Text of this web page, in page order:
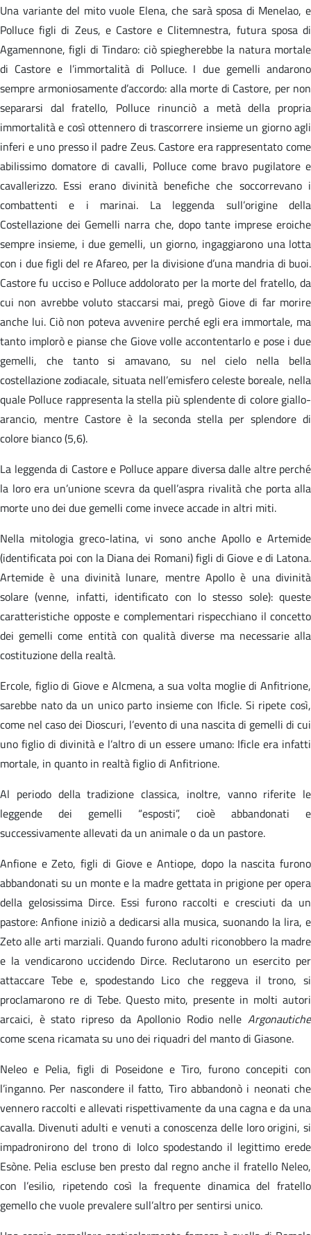
Una variante del mito vuole Elena, che sarà sposa di Menelao, e
Polluce figli di Zeus, e Castore e Clitemnestra, futura sposa di
Agamennone, figli di Tindaro: ciò spiegherebbe la natura mortale
di Castore e l’immortalità di Polluce. I due gemelli andarono
sempre armoniosamente d’accordo: alla morte di Castore, per non
separarsi dal fratello, Polluce rinunciò a metà della propria
immortalità e così ottennero di trascorrere insieme un giorno agli
inferi e uno presso il padre Zeus. Castore era rappresentato come
abilissimo domatore di cavalli, Polluce come bravo pugilatore e
cavallerizzo. Essi erano divinità benefiche che soccorrevano i
combattenti e i marinai. La leggenda sull’origine della
Costellazione dei Gemelli narra che, dopo tante imprese eroiche
sempre insieme, i due gemelli, un giorno, ingaggiarono una lotta
con i due figli del re Afareo, per la divisione d’una mandria di buoi.
Castore fu ucciso e Polluce addolorato per la morte del fratello, da
cui non avrebbe voluto staccarsi mai, pregò Giove di far morire
anche lui. Ciò non poteva avvenire perché egli era immortale, ma
tanto implorò e pianse che Giove volle accontentarlo e pose i due
gemelli, che tanto si amavano, su nel cielo nella bella
costellazione zodiacale, situata nell’emisfero celeste boreale, nella
quale Polluce rappresenta la stella più splendente di colore giallo-
arancio, mentre Castore è la seconda stella per splendore di
colore bianco (5,6).
La leggenda di Castore e Polluce appare diversa dalle altre perché
la loro era un’unione scevra da quell’aspra rivalità che porta alla
morte uno dei due gemelli come invece accade in altri miti.
Nella mitologia greco-latina, vi sono anche Apollo e Artemide
(identificata poi con la Diana dei Romani) figli di Giove e di Latona.
Artemide è una divinità lunare, mentre Apollo è una divinità
solare (venne, infatti, identificato con lo stesso sole): queste
caratteristiche opposte e complementari rispecchiano il concetto
dei gemelli come entità con qualità diverse ma necessarie alla
costituzione della realtà.
Ercole, figlio di Giove e Alcmena, a sua volta moglie di Anfitrione,
sarebbe nato da un unico parto insieme con Ificle. Si ripete così,
come nel caso dei Dioscuri, l’evento di una nascita di gemelli di cui
uno figlio di divinità e l’altro di un essere umano: Ificle era infatti
mortale, in quanto in realtà figlio di Anfitrione.
Al periodo della tradizione classica, inoltre, vanno riferite le
leggende dei gemelli “esposti”, cioè abbandonati e
successivamente allevati da un animale o da un pastore.
Anfione e Zeto, figli di Giove e Antiope, dopo la nascita furono
abbandonati su un monte e la madre gettata in prigione per opera
della gelosissima Dirce. Essi furono raccolti e cresciuti da un
pastore: Anfione iniziò a dedicarsi alla musica, suonando la lira, e
Zeto alle arti marziali. Quando furono adulti riconobbero la madre
e la vendicarono uccidendo Dirce. Reclutarono un esercito per
attaccare Tebe e, spodestando Lico che reggeva il trono, si
proclamarono re di Tebe. Questo mito, presente in molti autori
arcaici, è stato ripreso da Apollonio Rodio nelle Argonautiche
come scena ricamata su uno dei riquadri del manto di Giasone.
Neleo e Pelia, figli di Poseidone e Tiro, furono concepiti con
l’inganno. Per nascondere il fatto, Tiro abbandonò i neonati che
vennero raccolti e allevati rispettivamente da una cagna e da una
cavalla. Divenuti adulti e venuti a conoscenza delle loro origini, si
impadronirono del trono di Iolco spodestando il legittimo erede
Esòne. Pelia escluse ben presto dal regno anche il fratello Neleo,
con l’esilio, ripetendo così la frequente dinamica del fratello
gemello che vuole prevalere sull’altro per sentirsi unico.